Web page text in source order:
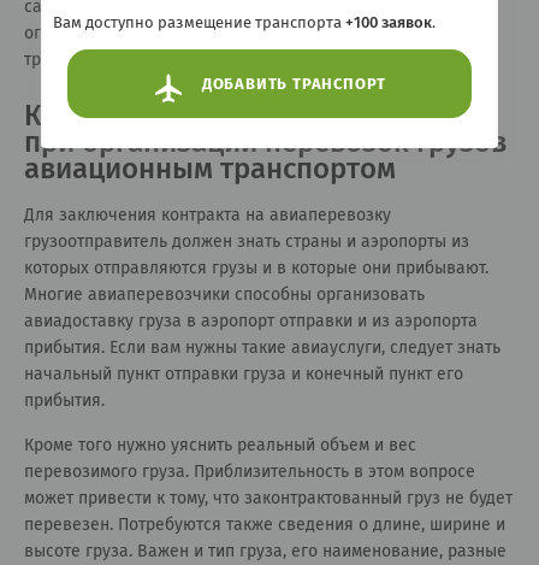
самолетами на перевозки накладываются жесткие
ограничения в соответствии с законодательством и
требованиями самой авиакомпании-перевозчика.
Какие сведения следует уяснить
при организации перевозок грузов
авиационным транспортом
Для заключения контракта на авиаперевозку
грузоотправитель должен знать страны и аэропорты из
которых отправляются грузы и в которые они прибывают.
Многие авиаперевозчики способны организовать
авиадоставку груза в аэропорт отправки и из аэропорта
прибытия. Если вам нужны такие авиауслуги, следует знать
начальный пункт отправки груза и конечный пункт его
прибытия.
Кроме того нужно уяснить реальный объем и вес
перевозимого груза. Приблизительность в этом вопросе
может привести к тому, что законтрактованный груз не будет
перевезен. Потребуются также сведения о длине, ширине и
высоте груза. Важен и тип груза, его наименование, разные
Вам доступно размещение транспорта +100 заявок.
ДОБАВИТЬ ТРАНСПОРТ